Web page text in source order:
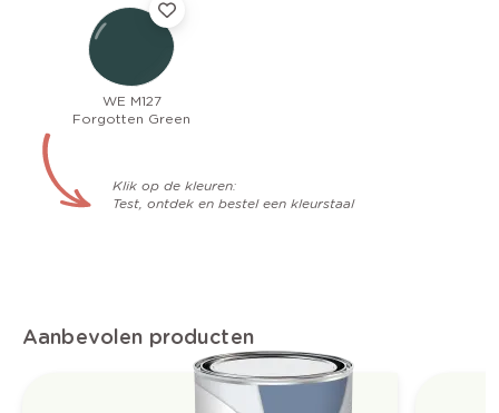
WE M127
Forgotten Green
Klik op de kleuren:
Test, ontdek en bestel een kleurstaal
Aanbevolen producten